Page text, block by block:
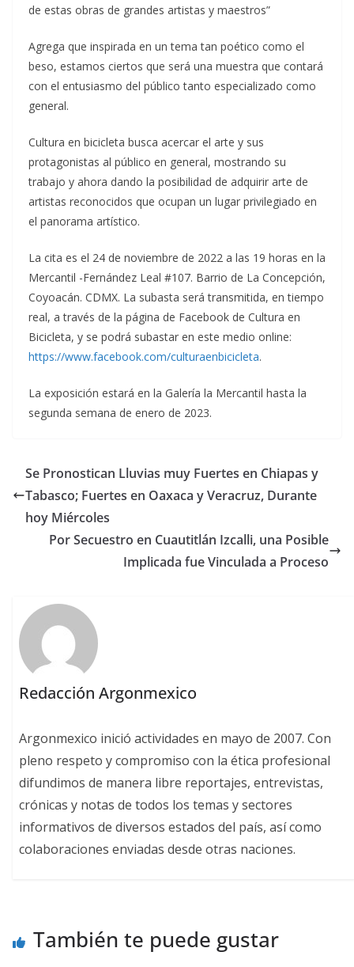
de estas obras de grandes artistas y maestros”
Agrega que inspirada en un tema tan poético como el
beso, estamos ciertos que será una muestra que contará
con el entusiasmo del público tanto especializado como
general.
Cultura en bicicleta busca acercar el arte y sus
protagonistas al público en general, mostrando su
trabajo y ahora dando la posibilidad de adquirir arte de
artistas reconocidos que ocupan un lugar privilegiado en
el panorama artístico.
La cita es el 24 de noviembre de 2022 a las 19 horas en la
Mercantil -Fernández Leal #107. Barrio de La Concepción,
Coyoacán. CDMX. La subasta será transmitida, en tiempo
real, a través de la página de Facebook de Cultura en
Bicicleta, y se podrá subastar en este medio online:
https://www.facebook.com/culturaenbicicleta.
La exposición estará en la Galería la Mercantil hasta la
segunda semana de enero de 2023.
Se Pronostican Lluvias muy Fuertes en Chiapas y
Tabasco; Fuertes en Oaxaca y Veracruz, Durante
hoy Miércoles
Por Secuestro en Cuautitlán Izcalli, una Posible
Implicada fue Vinculada a Proceso
Redacción Argonmexico
Argonmexico inició actividades en mayo de 2007. Con
pleno respeto y compromiso con la ética profesional
difundimos de manera libre reportajes, entrevistas,
crónicas y notas de todos los temas y sectores
informativos de diversos estados del país, así como
colaboraciones enviadas desde otras naciones.
También te puede gustar